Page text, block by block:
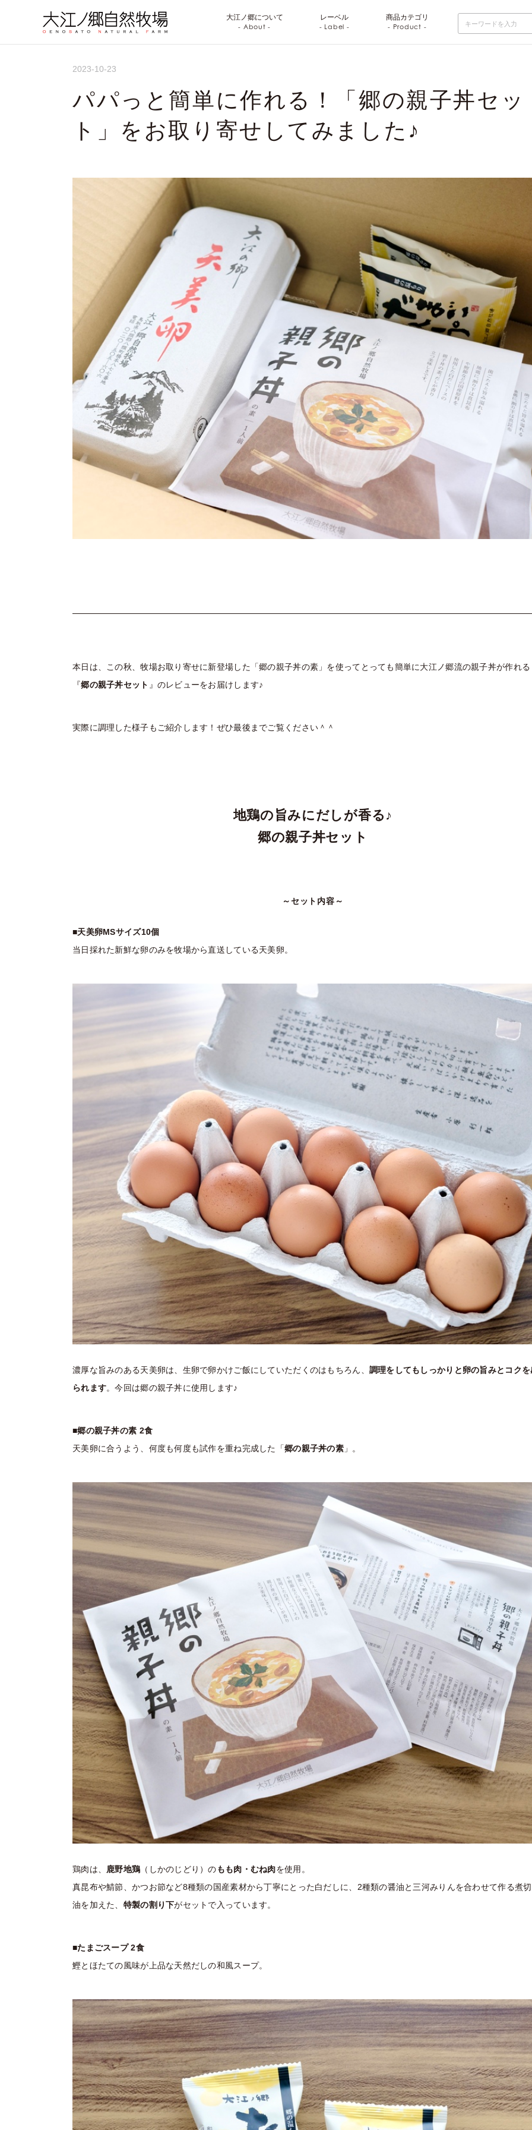
大江ノ郷について
- About -
レーベル
- Label -
商品カテゴリ
- Product -
2023-10-23
パパっと簡単に作れる！「郷の親子丼セッ
ト」をお取り寄せしてみました♪
本日は、この秋、牧場お取り寄せに新登場した「郷の親子丼の素」 を使ってとっても簡単に大江ノ郷流の親子丼が作れる
『郷の親子丼セット 』のレビューをお届けします♪
実際に調理した様子もご紹介します！ぜひ最後までご覧ください＾ ＾
地鶏の旨みにだしが香る♪
郷の親子丼セット
～セット内容～
■天美卵MSサイズ10個
当日採れた新鮮な卵のみを牧場から直送している天美卵。
濃厚な旨みのある天美卵は、 生卵で卵かけご飯にしていただくのはもちろん、 調理をしてもしっかりと卵の旨みとコク
られます。今回は郷の親子丼に使用します♪
■郷の親子丼の素 2食
天美卵に合うよう、何度も何度も試作を重ね完成した「郷の親子丼の素」。
鶏肉は、 鹿野地鶏 （しかのじどり）のもも肉・むね肉を使用。
真昆布や鯖節、 かつお節など8種類の国産素材から丁寧にとった白だしに、 2種類の醤油と三河みりんを合わせて作る煮
油を加えた、 特製の割り下がセットで入っています。
■たまごスープ 2食
鰹とほたての風味が上品な天然だしの和風スープ。